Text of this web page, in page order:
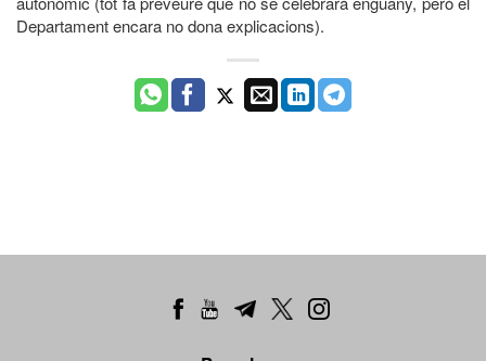
Departament encara no dona explicacions).